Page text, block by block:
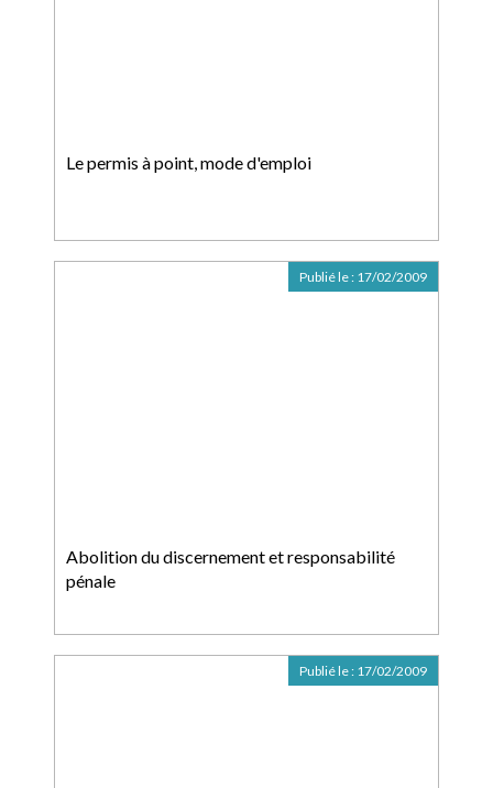
Le permis à point, mode d'emploi
Abolition du discernement et responsabilité
pénale
Publié le : 17/02/2009
Publié le : 17/02/2009